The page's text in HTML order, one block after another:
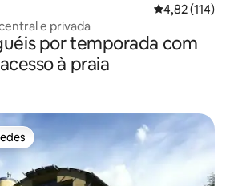
4,82 de uma
4,82 (114)
e privada
por temporada com
acesso à praia